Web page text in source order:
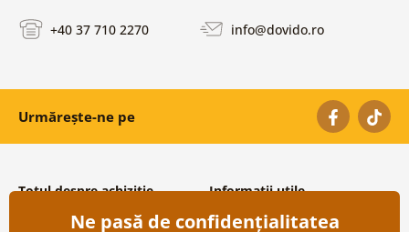
+40 37 710 2270 info@dovido.ro
Urmărește-ne pe
Totul despre achiziție
Condiții și termeni generali
Informații utile
Despre noi
Ne pasă de confidențialitatea